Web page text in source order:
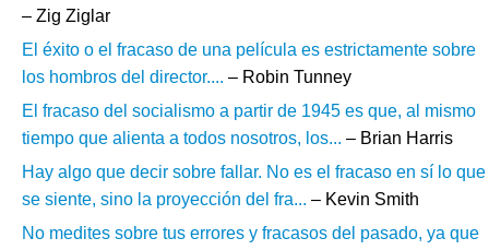
– Zig Ziglar
El éxito o el fracaso de una película es estrictamente sobre
los hombros del director.... – Robin Tunney
El fracaso del socialismo a partir de 1945 es que, al mismo
tiempo que alienta a todos nosotros, los... – Brian Harris
Hay algo que decir sobre fallar. No es el fracaso en sí lo que
se siente, sino la proyección del fra... – Kevin Smith
No medites sobre tus errores y fracasos del pasado, ya que